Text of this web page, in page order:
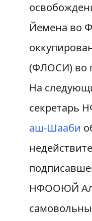
Йемена во
(ФЛОСИ) во
На
секретарь
аш-Шааби
НФООЮЙ